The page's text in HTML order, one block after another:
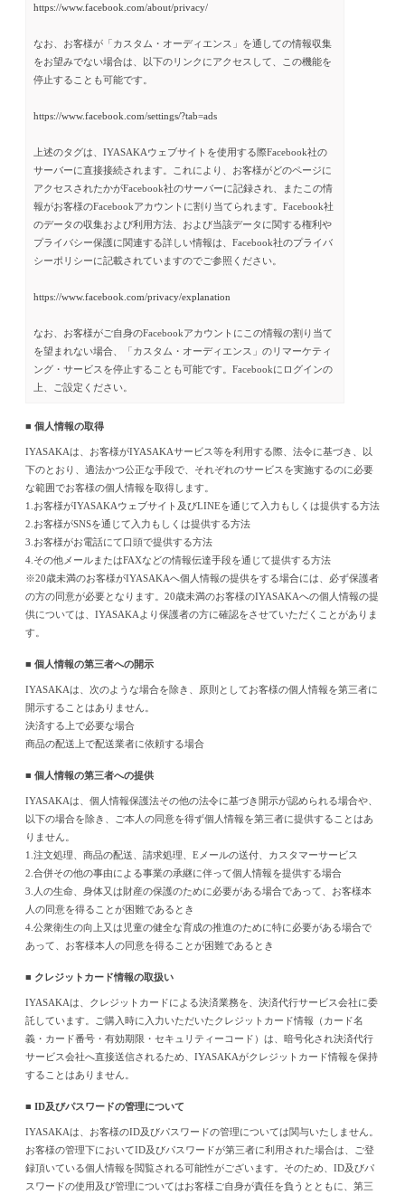
https://www.facebook.com/about/privacy/
なお、お客様が「カスタム・オーディエンス」を通しての情報収集
をお望みでない場合は、以下のリンクにアクセスして、この機能を
停止することも可能です。
https://www.facebook.com/settings/?tab=ads
上述のタグは、IYASAKAウェブサイトを使用する際Facebook社の
サーバーに直接接続されます。これにより、お客様がどのページに
アクセスされたかがFacebook社のサーバーに記録され、またこの情
報がお客様のFacebookアカウントに割り当てられます。Facebook社
のデータの収集および利用方法、および当該データに関する権利や
プライバシー保護に関連する詳しい情報は、Facebook社のプライバ
シーポリシーに記載されていますのでご参照ください。
https://www.facebook.com/privacy/explanation
なお、お客様がご自身のFacebookアカウントにこの情報の割り当て
を望まれない場合、「カスタム・オーディエンス」のリマーケティ
ング・サービスを停止することも可能です。Facebookにログインの
上、ご設定ください。
■ 個人情報の取得
IYASAKAは、お客様がIYASAKAサービス等を利用する際、法令に基づき、以
下のとおり、適法かつ公正な手段で、それぞれのサービスを実施するのに必要
な範囲でお客様の個人情報を取得します。
1.お客様がIYASAKAウェブサイト及びLINEを通じて入力もしくは提供する方法
2.お客様がSNSを通じて入力もしくは提供する方法
3.お客様がお電話にて口頭で提供する方法
4.その他メールまたはFAXなどの情報伝達手段を通じて提供する方法
※20歳未満のお客様がIYASAKAへ個人情報の提供をする場合には、必ず保護者
の方の同意が必要となります。20歳未満のお客様のIYASAKAへの個人情報の提
供については、IYASAKAより保護者の方に確認をさせていただくことがありま
す。
■ 個人情報の第三者への開示
IYASAKAは、次のような場合を除き、原則としてお客様の個人情報を第三者に
開示することはありません。
決済する上で必要な場合
商品の配送上で配送業者に依頼する場合
■ 個人情報の第三者への提供
IYASAKAは、個人情報保護法その他の法令に基づき開示が認められる場合や、
以下の場合を除き、ご本人の同意を得ず個人情報を第三者に提供することはあ
りません。
1.注文処理、商品の配送、請求処理、Eメールの送付、カスタマーサービス
2.合併その他の事由による事業の承継に伴って個人情報を提供する場合
3.人の生命、身体又は財産の保護のために必要がある場合であって、お客様本
人の同意を得ることが困難であるとき
4.公衆衛生の向上又は児童の健全な育成の推進のために特に必要がある場合で
あって、お客様本人の同意を得ることが困難であるとき
■ クレジットカード情報の取扱い
IYASAKAは、クレジットカードによる決済業務を、決済代行サービス会社に委
託しています。ご購入時に入力いただいたクレジットカード情報（カード名
義・カード番号・有効期限・セキュリティーコード）は、暗号化され決済代行
サービス会社へ直接送信されるため、IYASAKAがクレジットカード情報を保持
することはありません。
■ ID及びパスワードの管理について
IYASAKAは、お客様のID及びパスワードの管理については関与いたしません。
お客様の管理下においてID及びパスワードが第三者に利用された場合は、ご登
録頂いている個人情報を閲覧される可能性がございます。そのため、ID及びパ
スワードの使用及び管理についてはお客様ご自身が責任を負うとともに、第三